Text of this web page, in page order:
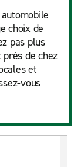
choix de
pas plus
de chez
et
vous